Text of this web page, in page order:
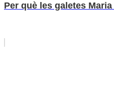
Per què les galetes